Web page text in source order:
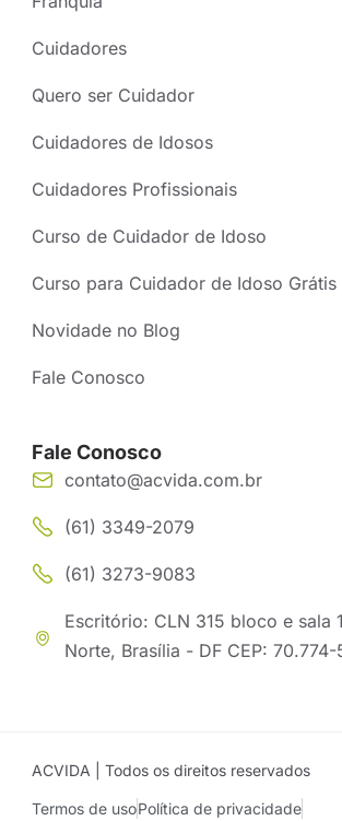
Cuidadores
Quero ser Cuidador
Cuidadores de Idosos
Cuidadores Profissionais
Curso de Cuidador de Idoso
Curso para Cuidador de Idoso Grátis
Novidade no Blog
Fale Conosco
Fale Conosco
contato@acvida.com.br
(61) 3349-2079
(61) 3273-9083
Escritório: CLN 315 bloco e sala
Norte, Brasília - DF CEP: 70.774-
ACVIDA | Todos os direitos reservados
Termos de usoPolítica de privacidade